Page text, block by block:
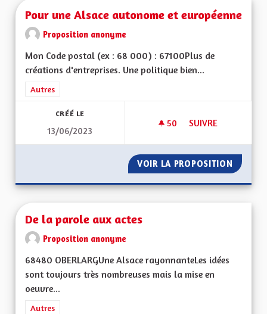
Pour une Alsace autonome et européenne
Proposition anonyme
Mon Code postal (ex : 68 000) : 67100Plus de
créations d'entreprises. Une politique bien...
Filtrer les résultats de la catégorie : Autres
Autres
CRÉÉ LE
13/06/2023
50 50 ABONNÉS
SUIVRE
VOIR LA PROPOSITION POUR
De la parole aux actes
Proposition anonyme
68480 OBERLARGUne Alsace rayonnanteLes idées
sont toujours très nombreuses mais la mise en
oeuvre...
Filtrer les résultats de la catégorie : Autres
Autres